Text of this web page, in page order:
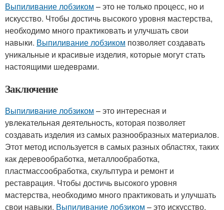
Выпиливание лобзиком – это не только процесс, но и
искусство. Чтобы достичь высокого уровня мастерства,
необходимо много практиковать и улучшать свои
навыки. Выпиливание лобзиком позволяет создавать
уникальные и красивые изделия, которые могут стать
настоящими шедеврами.
Заключение
Выпиливание лобзиком – это интересная и
увлекательная деятельность, которая позволяет
создавать изделия из самых разнообразных материалов.
Этот метод используется в самых разных областях, таких
как деревообработка, металлообработка,
пластмассообработка, скульптура и ремонт и
реставрация. Чтобы достичь высокого уровня
мастерства, необходимо много практиковать и улучшать
свои навыки. Выпиливание лобзиком – это искусство,